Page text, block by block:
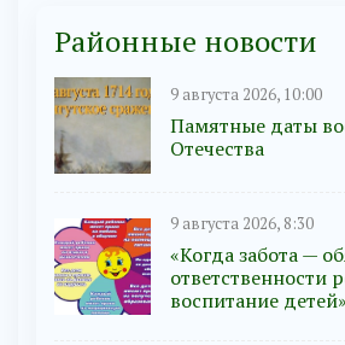
Районные новости
9 августа 2026, 10:00
Памятные даты
Отечества
9 августа 2026, 8:30
«Когда забота —
ответственности
воспитание детей»